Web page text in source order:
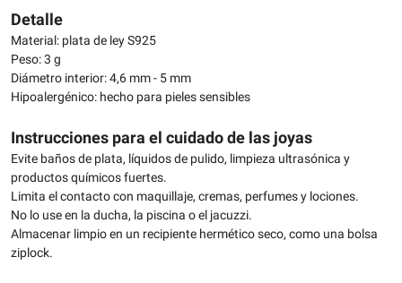
Detalle
Material: plata de ley S925
Peso: 3 g
Diámetro interior: 4,6 mm - 5 mm
Hipoalergénico: hecho para pieles sensibles
Instrucciones para el cuidado de las joyas
Evite baños de plata, líquidos de pulido, limpieza ultrasónica y
productos químicos fuertes.
Limita el contacto con maquillaje, cremas, perfumes y lociones.
No lo use en la ducha, la piscina o el jacuzzi.
Almacenar limpio en un recipiente hermético seco, como una bolsa
ziplock.